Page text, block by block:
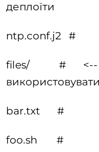
деплоїти
ntp.conf.j2 #
files/ # <--
використовувати
bar.txt #
foo.sh #